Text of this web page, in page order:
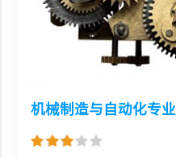
机械制造与自动化专业